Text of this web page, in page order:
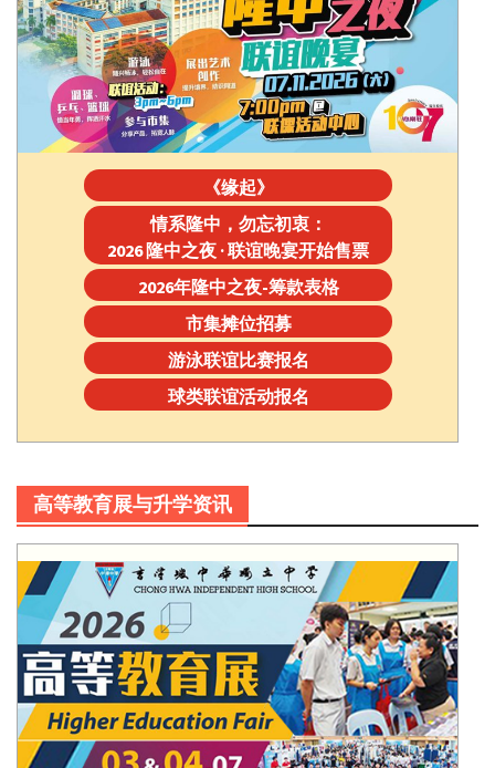
《缘起》
情系隆中，勿忘初衷：
2026 隆中之夜 · 联谊晚宴开始售票
2026年隆中之夜-筹款表格
市集摊位招募
游泳联谊比赛报名
球类联谊活动报名
高等教育展与升学资讯